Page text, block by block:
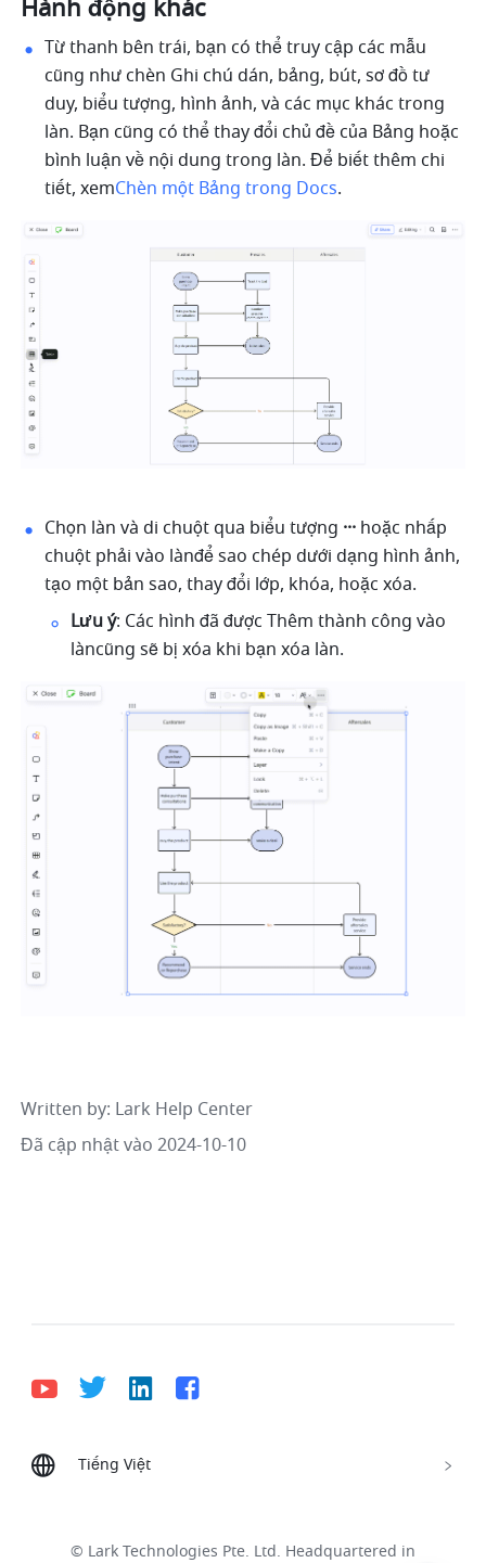
Hành động khác
Từ thanh bên trái, bạn có thể truy cập các mẫu
cũng như chèn Ghi chú dán, bảng, bút, sơ đồ tư
duy, biểu tượng, hình ảnh, và các mục khác trong
làn. Bạn cũng có thể thay đổi chủ đề của Bảng hoặc
bình luận về nội dung trong làn. Để biết thêm chi
tiết, xemChèn một Bảng trong Docs.
Chọn làn và di chuột qua biểu tượng ··· hoặc nhấp
chuột phải vào lànđể sao chép dưới dạng hình ảnh,
tạo một bản sao, thay đổi lớp, khóa, hoặc xóa.
Lưu ý: Các hình đã được Thêm thành công vào
làncũng sẽ bị xóa khi bạn xóa làn.
Written by: Lark Help Center
Đã cập nhật vào 2024-10-10
Tiếng Việt
Tiếng Việt
ไทย 한국어 日本語 中文
© Lark Technologies Pte. Ltd. Headquartered in